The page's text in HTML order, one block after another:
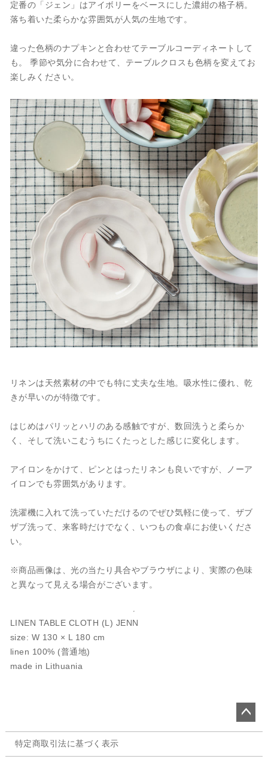
定番の「ジェン」はアイボリーをベースにした濃紺の格子柄。
落ち着いた柔らかな雰囲気が人気の生地です。
違った色柄のナプキンと合わせてテーブルコーディネートして
も。 季節や気分に合わせて、テーブルクロスも色柄を変えてお
楽しみください。
リネンは天然素材の中でも特に丈夫な生地。吸水性に優れ、乾
きが早いのが特徴です。
はじめはパリッとハリのある感触ですが、数回洗うと柔らか
く、そして洗いこむうちにくたっとした感じに変化します。
アイロンをかけて、ピンとはったリネンも良いですが、ノーア
イロンでも雰囲気があります。
洗濯機に入れて洗っていただけるのでぜひ気軽に使って、ザブ
ザブ洗って、来客時だけでなく、いつもの食卓にお使いくださ
い。
※商品画像は、光の当たり具合やブラウザにより、実際の色味
と異なって見える場合がございます。
LINEN TABLE CLOTH (L) JENN
size: W 130 × L 180 cm
linen 100% (普通地)
made in Lithuania
特定商取引法に基づく表示